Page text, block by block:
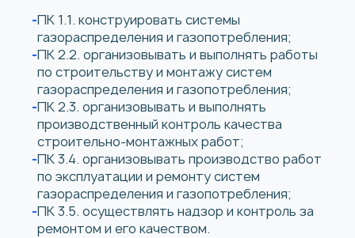
ПК 1.1. конструировать системы
газораспределения и газопотребления;
ПК 2.2. организовывать и выполнять работы
по строительству и монтажу систем
газораспределения и газопотребления;
ПК 2.3. организовывать и выполнять
производственный контроль качества
строительно-монтажных работ;
ПК 3.4. организовывать производство работ
по эксплуатации и ремонту систем
газораспределения и газопотребления;
ПК 3.5. осуществлять надзор и контроль за
ремонтом и его качеством.